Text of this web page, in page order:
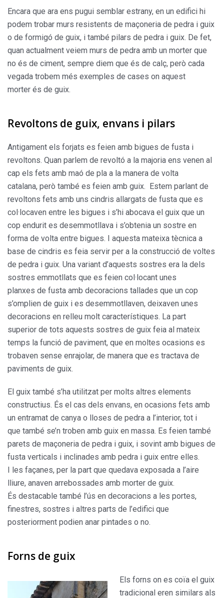
Encara que ara ens pugui semblar estrany, en un edifici hi
podem trobar murs resistents de maçoneria de pedra i guix
o de formigó de guix, i també pilars de pedra i guix. De fet,
quan actualment veiem murs de pedra amb un morter que
no és de ciment, sempre diem que és de calç, però cada
vegada trobem més exemples de cases on aquest
morter és de guix.
Revoltons de guix, envans i pilars
Antigament els forjats es feien amb bigues de fusta i
revoltons. Quan parlem de revoltó a la majoria ens venen al
cap els fets amb maó de pla a la manera de volta
catalana, però també es feien amb guix. Estem parlant de
revoltons fets amb uns cindris allargats de fusta que es
col·locaven entre les bigues i s’hi abocava el guix que un
cop endurit es desemmotllava i s’obtenia un sostre en
forma de volta entre bigues. I aquesta mateixa tècnica a
base de cindris es feia servir per a la construcció de voltes
de pedra i guix. Una variant d’aquests sostres era la dels
sostres emmotllats que es feien col·locant unes
planxes de fusta amb decoracions tallades que un cop
s’omplien de guix i es desemmotllaven, deixaven unes
decoracions en relleu molt característiques. La part
superior de tots aquests sostres de guix feia al mateix
temps la funció de paviment, que en moltes ocasions es
trobaven sense enrajolar, de manera que es tractava de
paviments de guix.
El guix també s’ha utilitzat per molts altres elements
constructius. És el cas dels envans, en ocasions fets amb
un entramat de canya o lloses de pedra a l’interior, tot i
que també se’n troben amb guix en massa. Es feien també
parets de maçoneria de pedra i guix, i sovint amb bigues de
fusta verticals i inclinades amb pedra i guix entre elles.
I les façanes, per la part que quedava exposada a l’aire
lliure, anaven arrebossades amb morter de guix.
És destacable també l’ús en decoracions a les portes,
finestres, sostres i altres parts de l’edifici que
posteriorment podien anar pintades o no.
Forns de guix
Els forns on es coïa el guix
tradicional eren similars als